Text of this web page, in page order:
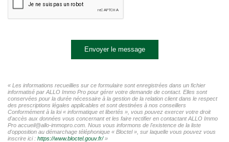
Envoyer le message
« Les informations recueillies sur ce formulaire sont enregistrées dans un fichier
informatisé par ALLO Immo Pro pour gérer votre demande de contact. Elles sont
conservées pour la durée nécessaire à la gestion de la relation client dans le respect
des prescriptions légales applicables et sont destinées à nos conseillers
Conformément à la loi « informatique et libertés », vous pouvez exercer votre droit
d'accès aux données vous concernant et les faire rectifier en contactant ALLO Immo
Pro accueil@allo-immopro.com. Nous vous informons de l'existence de la liste
d'opposition au démarchage téléphonique « Bloctel », sur laquelle vous pouvez vous
inscrire ici : https://www.bloctel.gouv.fr/»